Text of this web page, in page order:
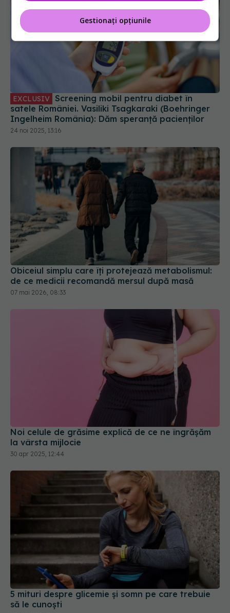
satele României. Vasiliki Tsagkaraki (Boehringer
Ingelheim România): Dăm speranță pacienților
24 noi 2025, 13:16
Obiceiul simplu care îți protejează metabolismul:
de ce medicii recomandă mersul după masă
07 mai 2026, 08:33
Noi celule de grăsime explică de ce ne îngrășăm
30 apr 2025, 12:44
5 mituri despre glicemie și somn pe care trebuie
să le cunoști
03 apr 2026, 11:33
Gestionați opțiunile